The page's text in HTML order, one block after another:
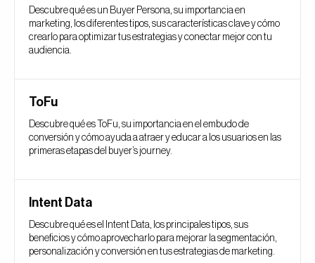
Descubre qué es un Buyer Persona, su importancia en
marketing, los diferentes tipos, sus características clave y cómo
crearlo para optimizar tus estrategias y conectar mejor con tu
audiencia.
ToFu
Descubre qué es ToFu, su importancia en el embudo de
conversión y cómo ayuda a atraer y educar a los usuarios en las
primeras etapas del buyer’s journey.
Intent Data
Descubre qué es el Intent Data, los principales tipos, sus
beneficios y cómo aprovecharlo para mejorar la segmentación,
personalización y conversión en tus estrategias de marketing.